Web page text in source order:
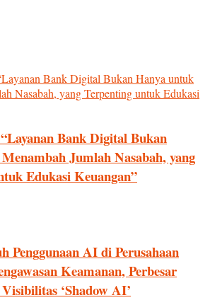
Bank Digital Bukan
Jumlah Nasabah, yang
Edukasi Keuangan”
Penggunaan AI di Perusahaan
Keamanan, Perbesar
‘Shadow AI’